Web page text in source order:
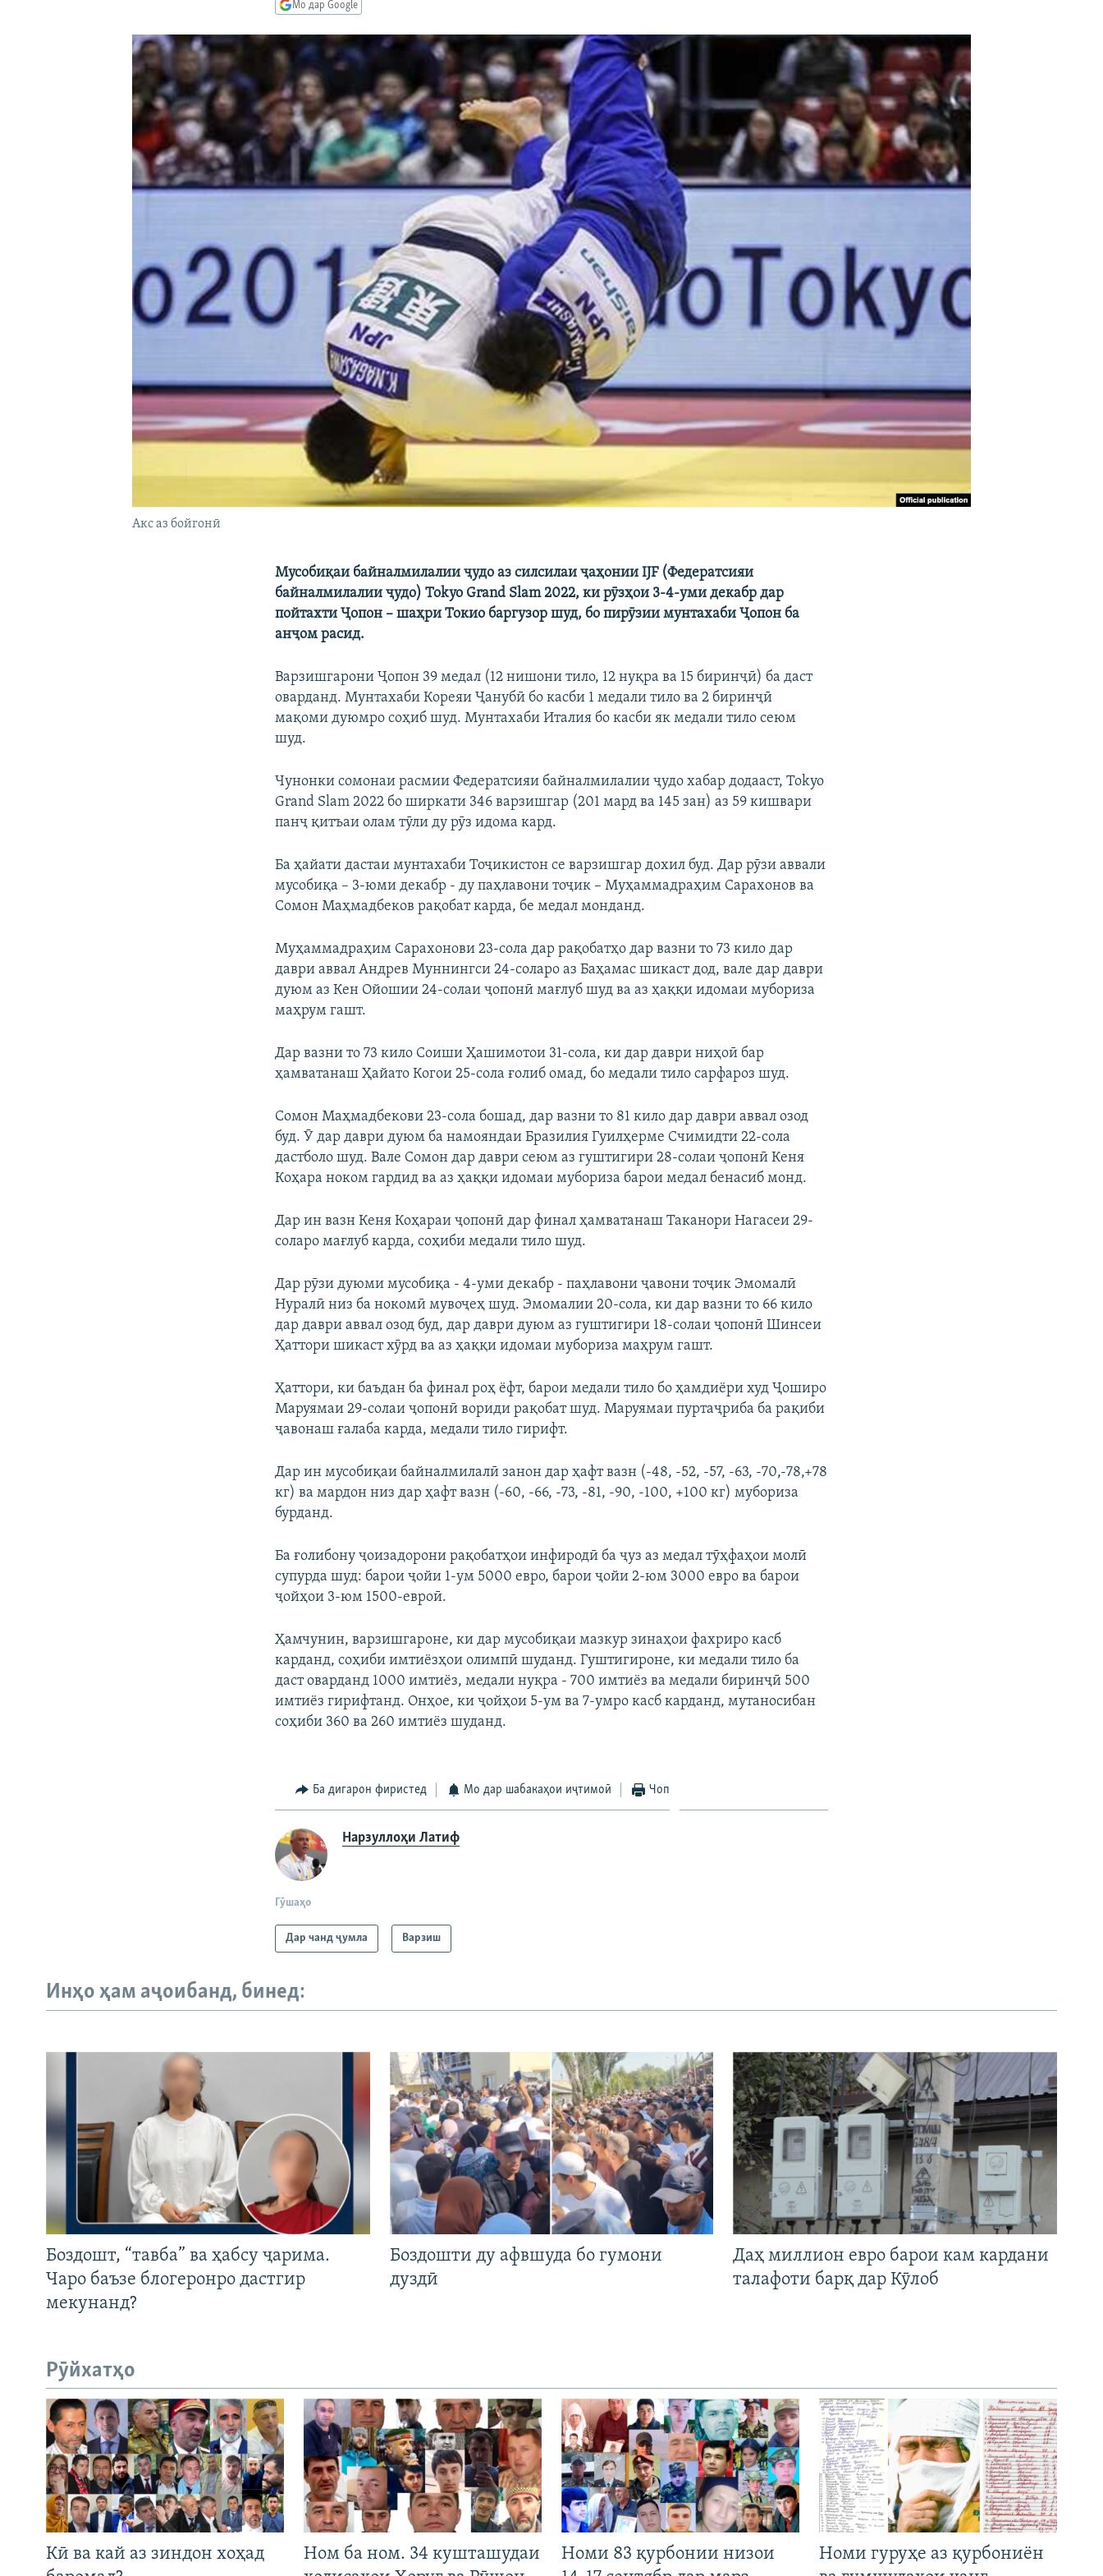
Мо дар Google
Акс аз бойгонӣ
Мусобиқаи байналмилалии ҷудо аз силсилаи ҷаҳонии IJF (Федератсияи
байналмилалии ҷудо) Tokyo Grand Slam 2022,ки рӯзҳои 3-4-уми декабр дар
пойтахти Ҷопон – шаҳри Токио баргузор шуд, бо пирӯзиимунтахаби Ҷопон ба
анҷом расид.
Варзишгарони Ҷопон 39 медал (12 нишони тило, 12 нуқра ва 15 биринҷӣ) ба даст
оварданд. Мунтахаби Кореяи Ҷанубӣ бо касби 1 медали тило ва 2 биринҷӣ
мақоми дуюмро соҳиб шуд. Мунтахаби Италия бо касби як медали тило сеюм
шуд.
Чунонки сомонаи расмии Федератсияи байналмилалии ҷудо хабар додааст, Tokyo
Grand Slam 2022 бо ширкати 346 варзишгар (201 мард ва 145 зан) аз 59 кишвари
панҷ қитъаи олам тӯли ду рӯз идома кард.
Ба ҳайати дастаи мунтахаби Тоҷикистон се варзишгар дохил буд. Дар рӯзи аввали
мусобиқа – 3-юми декабр - ду паҳлавони тоҷик – Муҳаммадраҳим Сарахонов ва
Сомон Маҳмадбеков рақобат карда, бе медал монданд.
Муҳаммадраҳим Сарахонови 23-сола дар рақобатҳо дар вазни то 73 кило дар
даври аввал Андрев Муннингси 24-соларо аз Баҳамас шикаст дод, вале дар даври
дуюм аз Кен Ойошии 24-солаи ҷопонӣ мағлуб шуд ва аз ҳаққи идомаи мубориза
маҳрум гашт.
Дар вазни то 73 кило Соиши Ҳашимотои 31-сола, ки дар даври ниҳоӣ бар
ҳамватанаш Ҳайато Когои 25-сола ғолиб омад, бо медали тило сарфароз шуд.
Сомон Маҳмадбекови 23-сола бошад, дар вазни то 81 кило дар даври аввал озод
буд. Ӯ дар даври дуюм ба намояндаи Бразилия Гуилҳерме Счимидти 22-сола
дастболо шуд. Вале Сомон дар даври сеюм аз гуштигири 28-солаи ҷопонӣ Кеня
Коҳара ноком гардид ва аз ҳаққи идомаи мубориза барои медал бенасиб монд.
Дар ин вазн Кеня Коҳараи ҷопонӣ дар финал ҳамватанаш Таканори Нагасеи 29-
соларо мағлуб карда, соҳиби медали тило шуд.
Дар рӯзи дуюми мусобиқа - 4-уми декабр - паҳлавони ҷавони тоҷик Эмомалӣ
Нуралӣ низ ба нокомӣ мувоҷеҳ шуд. Эмомалии 20-сола, ки дар вазни то 66 кило
дар даври аввал озод буд, дар даври дуюм аз гуштигири 18-солаи ҷопонӣ Шинсеи
Ҳаттори шикаст хӯрд ва аз ҳаққи идомаи мубориза маҳрум гашт.
Ҳаттори, ки баъдан ба финал роҳ ёфт, барои медали тило бо ҳамдиёри худ Ҷоширо
Маруямаи 29-солаи ҷопонӣ вориди рақобат шуд. Маруямаи пуртаҷриба ба рақиби
ҷавонаш ғалаба карда, медали тило гирифт.
Дар ин мусобиқаи байналмилалӣ занон дар ҳафт вазн (-48, -52, -57, -63, -70,-78,+78
кг) ва мардон низ дар ҳафт вазн (-60, -66, -73, -81, -90, -100, +100 кг) мубориза
бурданд.
Ба ғолибону ҷоизадорони рақобатҳои инфиродӣ ба ҷуз аз медал тӯҳфаҳои молӣ
супурда шуд: барои ҷойи 1-ум 5000 евро, барои ҷойи 2-юм 3000 евро ва барои
ҷойҳои 3-юм 1500-евроӣ.
Ҳамчунин, варзишгароне, ки дар мусобиқаи мазкур зинаҳои фахриро касб
карданд, соҳиби имтиёзҳои олимпӣ шуданд. Гуштигироне, ки медали тило ба
даст оварданд 1000 имтиёз, медали нуқра - 700 имтиёз ва медали биринҷӣ 500
имтиёз гирифтанд. Онҳое, ки ҷойҳои 5-ум ва 7-умро касб карданд, мутаносибан
соҳиби 360 ва 260 имтиёз шуданд.
Ба дигарон фиристед Мо дар шабакаҳои иҷтимоӣ Чоп
Нарзуллоҳи Латиф
Гӯшаҳо
Дар чанд ҷумла Варзиш
Инҳо ҳам аҷоибанд, бинед:
Боздошт, “тавба” ва ҳабсу ҷарима.
Чаро баъзе блогеронро дастгир
мекунанд?
Боздошти ду афвшуда бо гумони
дуздӣ
Даҳ миллион евро барои кам кардани
талафоти барқ дар Кӯлоб
Рӯйхатҳо
Кӣ ва кай аз зиндон хоҳад
Ном ба ном. 34 кушташудаи
Номи 83 қурбонии низои
Номи гуруҳе аз қурбониён